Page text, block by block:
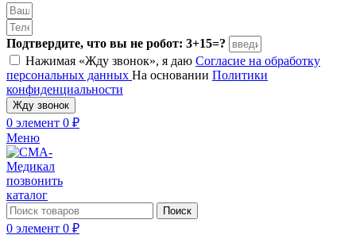
Подтвердите, что вы не робот: 3+15=?
Нажимая «Жду звонок», я даю Согласие на обработку
персональных данных На основании Политики
конфиденциальности
Жду звонок
0 элемент 0 ₽
Меню
позвонить
каталог
Поиск
0 элемент 0 ₽